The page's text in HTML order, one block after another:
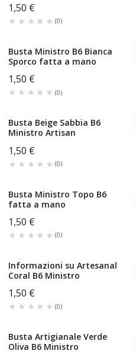
1,50 €
★★★★★
★★★★★ (0)
Busta Ministro B6 Bianca
Sporco fatta a mano
1,50 €
★★★★★
★★★★★ (0)
Busta Beige Sabbia B6
Ministro Artisan
1,50 €
★★★★★
★★★★★ (0)
Busta Ministro Topo B6
fatta a mano
1,50 €
★★★★★
★★★★★ (0)
Informazioni su Artesanal
Coral B6 Ministro
1,50 €
★★★★★
★★★★★ (0)
Busta Artigianale Verde
Oliva B6 Ministro